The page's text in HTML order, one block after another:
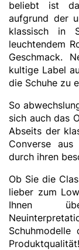
beliebt ist
aufgrund der
klassisch in
leuchtendem
Geschmack.
kultige Label
die Schuhe zu
So
sich auch das
Abseits der
Converse
durch ihren
Ob Sie die
lieber zum
Ihnen